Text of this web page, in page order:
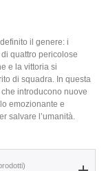
il genere: i
quattro pericolose
e la vittoria si
di squadra. In questa
che introducono nuove
emozionante e
salvare l’umanità.